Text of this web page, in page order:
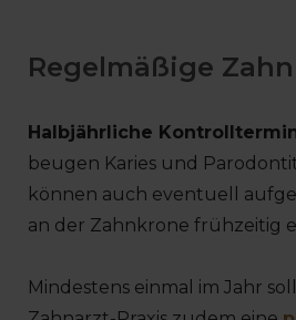
Regelmäßige
Halbjährliche
beugen Karies und
können auch eventuell
an der Zahnkrone frühzeitig
Mindestens einmal im Jahr